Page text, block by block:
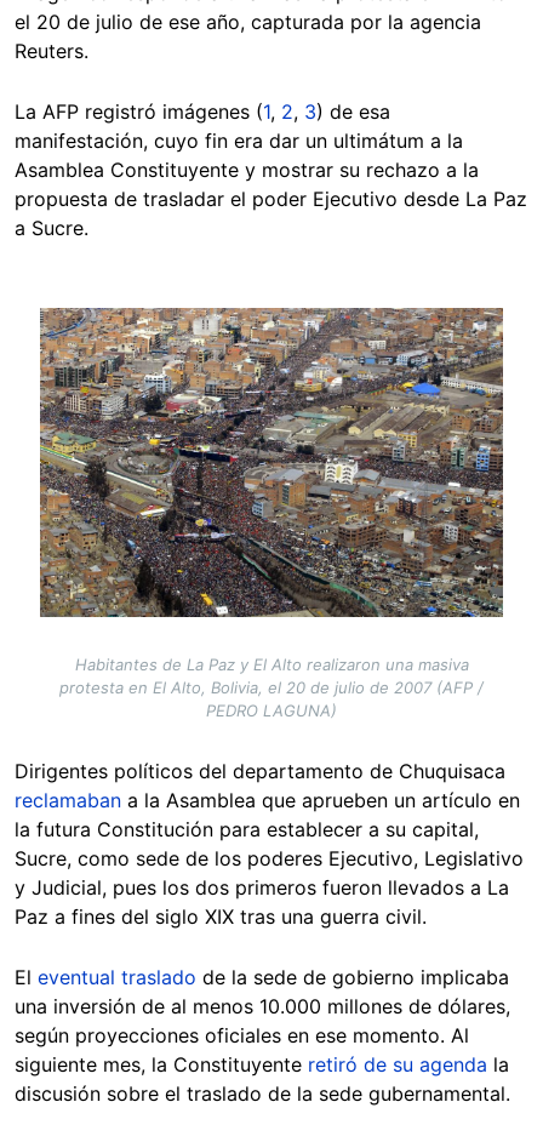
el 20 de julio de ese año, capturada por la agencia
Reuters.
La AFP registró imágenes (1, 2, 3) de esa
manifestación, cuyo fin era dar un ultimátum a la
Asamblea Constituyente y mostrar su rechazo a la
propuesta de trasladar el poder Ejecutivo desde La Paz
a Sucre.
Image
Habitantes de La Paz y El Alto realizaron una masiva
protesta en El Alto, Bolivia, el 20 de julio de 2007 (AFP /
PEDRO LAGUNA)
Dirigentes políticos del departamento de Chuquisaca
reclamaban a la Asamblea que aprueben un artículo en
la futura Constitución para establecer a su capital,
Sucre, como sede de los poderes Ejecutivo, Legislativo
y Judicial, pues los dos primeros fueron llevados a La
Paz a fines del siglo XIX tras una guerra civil.
El eventual traslado de la sede de gobierno implicaba
una inversión de al menos 10.000 millones de dólares,
según proyecciones oficiales en ese momento. Al
siguiente mes, la Constituyente retiró de su agenda la
discusión sobre el traslado de la sede gubernamental.